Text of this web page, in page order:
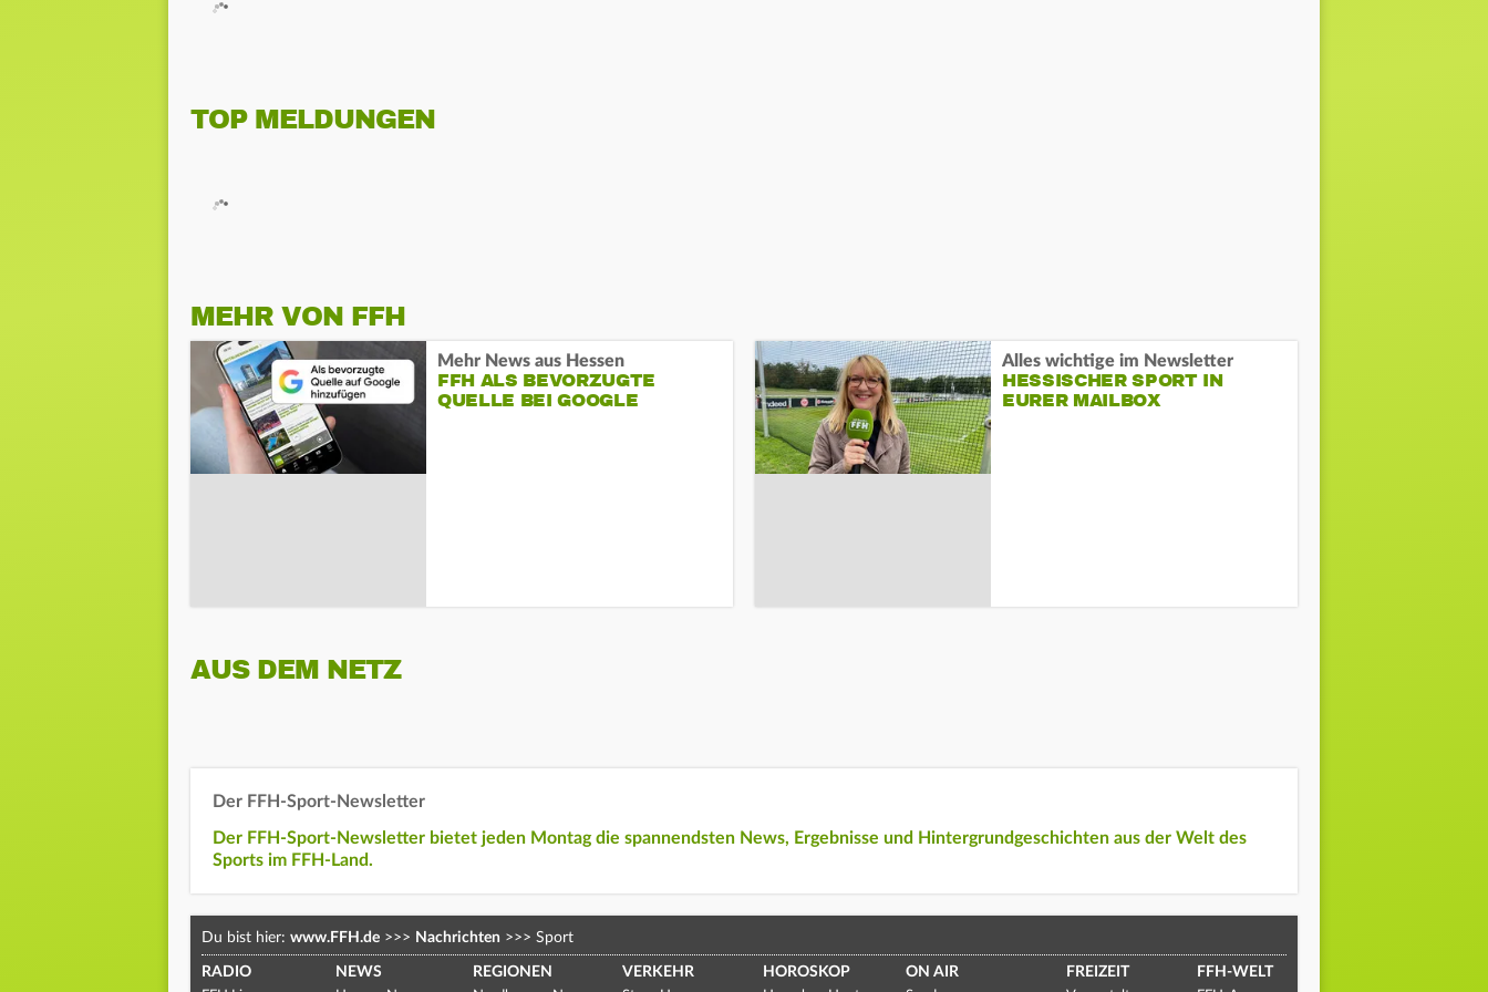
TOP MELDUNGEN
MEHR VON FFH
Mehr News aus Hessen
FFH ALS BEVORZUGTE
QUELLE BEI GOOGLE
Alles wichtige im Newsletter
HESSISCHER SPORT IN
EURER MAILBOX
AUS DEM NETZ
Der FFH-Sport-Newsletter
Der FFH-Sport-Newsletter bietet jeden Montag die spannendsten News, Ergebnisse und Hintergrundgeschichten aus der Welt des
Sports im FFH-Land.
Du bist hier: www.FFH.de >>> Nachrichten >>> Sport
RADIO NEWS REGIONEN VERKEHR HOROSKOP ON AIR FREIZEIT FFH-WELT